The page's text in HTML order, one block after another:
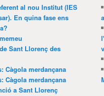
al nou Institut (IES
En quina fase ens
Sant Llorenç des
Càgola merdançana
Càgola merdançana
a Sant Llorenç